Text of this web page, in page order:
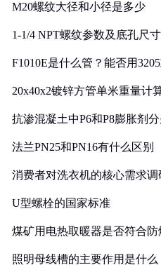
M20螺纹大径和小径是多少
1-1/4 NPT螺纹参数及底孔尺
F1010E是什么管？能否用
20x40x2镀锌方管单米重量计
抗渗混凝土中P6和P8膨胀剂
法兰PN25和PN16有什么区别
消费者对洗衣机的核心需求调
U型螺栓的国家标准
煤矿用电热取暖器是否符合
照明母线槽的主要作用是什么